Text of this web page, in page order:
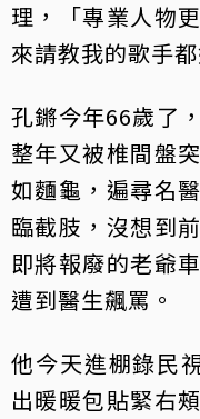
理，「專業人物
來請教我的歌手
孔鏘今年66歲了
整年又被椎間盤
如麵龜，遍尋名
臨截肢，沒想到
即將報廢的老爺
遭到醫生飆罵。
他今天進棚錄民
出暖暖包貼緊右